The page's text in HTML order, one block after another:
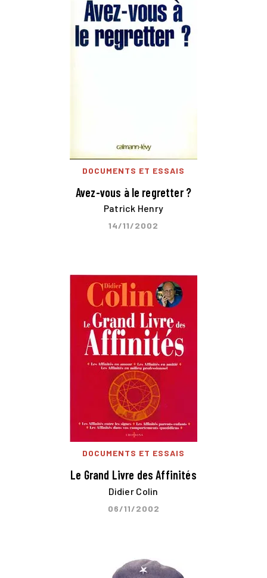
DOCUMENTS ET ESSAIS
Avez-vous à le regretter ?
Patrick Henry
14/11/2002
DOCUMENTS ET ESSAIS
Le Grand Livre des Affinités
Didier Colin
06/11/2002